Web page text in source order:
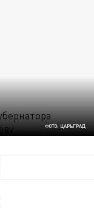
ФОТО: ЦАРЬГРАД